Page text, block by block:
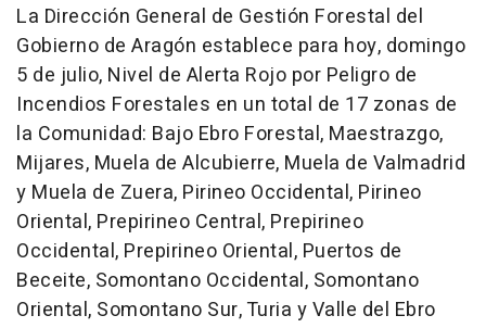
La Dirección General de Gestión Forestal del
Gobierno de Aragón establece para hoy, domingo
5 de julio, Nivel de Alerta Rojo por Peligro de
Incendios Forestales en un total de 17 zonas de
la Comunidad: Bajo Ebro Forestal, Maestrazgo,
Mijares, Muela de Alcubierre, Muela de Valmadrid
y Muela de Zuera, Pirineo Occidental, Pirineo
Oriental, Prepirineo Central, Prepirineo
Occidental, Prepirineo Oriental, Puertos de
Beceite, Somontano Occidental, Somontano
Oriental, Somontano Sur, Turia y Valle del Ebro